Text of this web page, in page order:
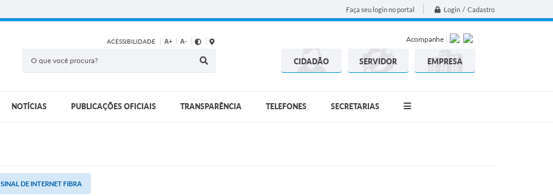
Faça seu login no portal Login / Cadastro
ACESSIBILIDADE A+ A- Acompanhe
CIDADÃO SERVIDOR EMPRESA
NOTÍCIAS PUBLICAÇÕES OFICIAIS TRANSPARÊNCIA TELEFONES SECRETARIAS
SINAL DE INTERNET FIBRA